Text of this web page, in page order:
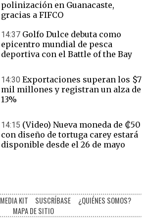
polinización en Guanacaste,
gracias a FIFCO
14:37 Golfo Dulce debuta como
epicentro mundial de pesca
deportiva con el Battle of the Bay
14:30 Exportaciones superan los $7
mil millones y registran un alza de
13%
14:15 (Video) Nueva moneda de ₡50
con diseño de tortuga carey estará
disponible desde el 26 de mayo
MEDIA KIT SUSCRÍBASE
¿QUIÉNES SOMOS?
MAPA DE SITIO